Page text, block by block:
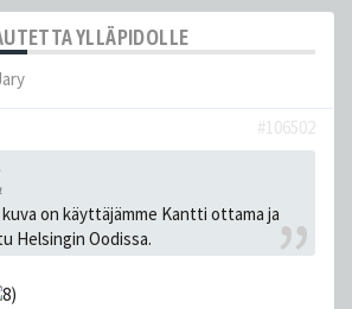
YLLÄPIDOLLE
#106502
on käyttäjämme Kantti ottama ja
Helsingin Oodissa.